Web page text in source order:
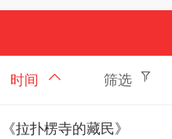
时间 筛选
《拉扑楞寺的藏民》